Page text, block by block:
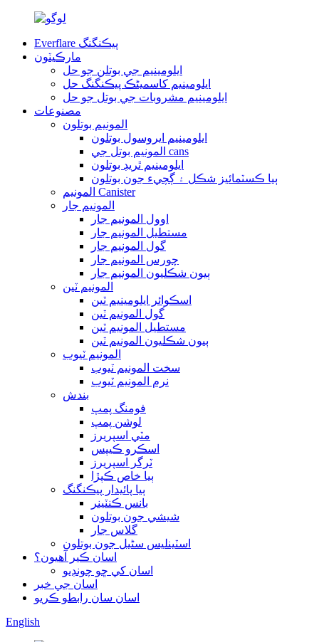
Everflare پيڪنگنگ
مارڪيٽون
ايلومينيم جي بوتلن جو حل
ايلومينيم کاسمیٹڪ پيڪنگنگ حل
ايلومينيم مشروبات جي بوتل جو حل
مصنوعات
المونيم بوتلون
ايلومينيم ايروسول بوتلون
المونيم بوتل جي cans
ايلومينيم ٿريڊ بوتلون
ٻيا ڪسٽمائيز شڪل ۽ ڳچيء جون بوتلون
المونيم Canister
المونيم جار
اوول المونيم جار
مستطيل المونيم جار
گول المونيم جار
چورس المونيم جار
ٻيون شڪليون المونيم جار
المونيم ٽين
اسڪوائر ايلومينيم ٽين
گول المونيم ٽين
مستطيل المونيم ٽين
ٻيون شڪليون المونيم ٽين
المونيم ٽيوب
سخت المونيم ٽيوب
نرم المونيم ٽيوب
بندش
فومنگ پمپ
لوشن پمپ
مٽي اسپريرز
اسڪرو ڪيپس
ٽرگر اسپريرز
ٻيا خاص ڪپڙا
ٻيا پائيدار پيڪنگنگ
بانس ڪنٽينر
شيشي جون بوتلون
گلاس جار
اسٽينلیس سٹیل جون بوتلون
اسان ڪير آهيون؟
اسان کي ڇو چونڊيو
اسان جي خبر
اسان سان رابطو ڪريو
English